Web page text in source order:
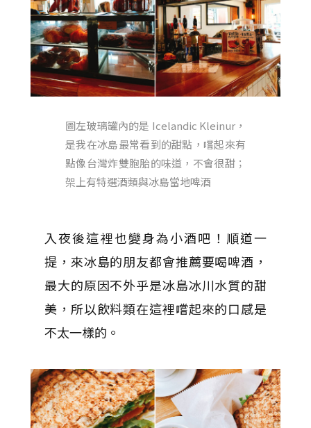
圖左玻璃罐內的是 Icelandic Kleinur，
是我在冰島最常看到的甜點，嚐起來有
點像台灣炸雙胞胎的味道，不會很甜；
架上有特選酒類與冰島當地啤酒
入夜後這裡也變身為小酒吧！順道一
提，來冰島的朋友都會推薦要喝啤酒，
最大的原因不外乎是冰島冰川水質的甜
美，所以飲料類在這裡嚐起來的口感是
不太一樣的。